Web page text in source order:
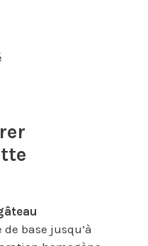
base jusqu’à